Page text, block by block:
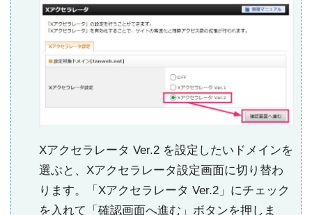
Xアクセラレータ Ver.2 を設定したいドメインを
選ぶと、Xアクセラレータ設定画面に切り替わ
ります。「Xアクセラレータ Ver.2」にチェック
を入れて「確認画面へ進む」ボタンを押しま